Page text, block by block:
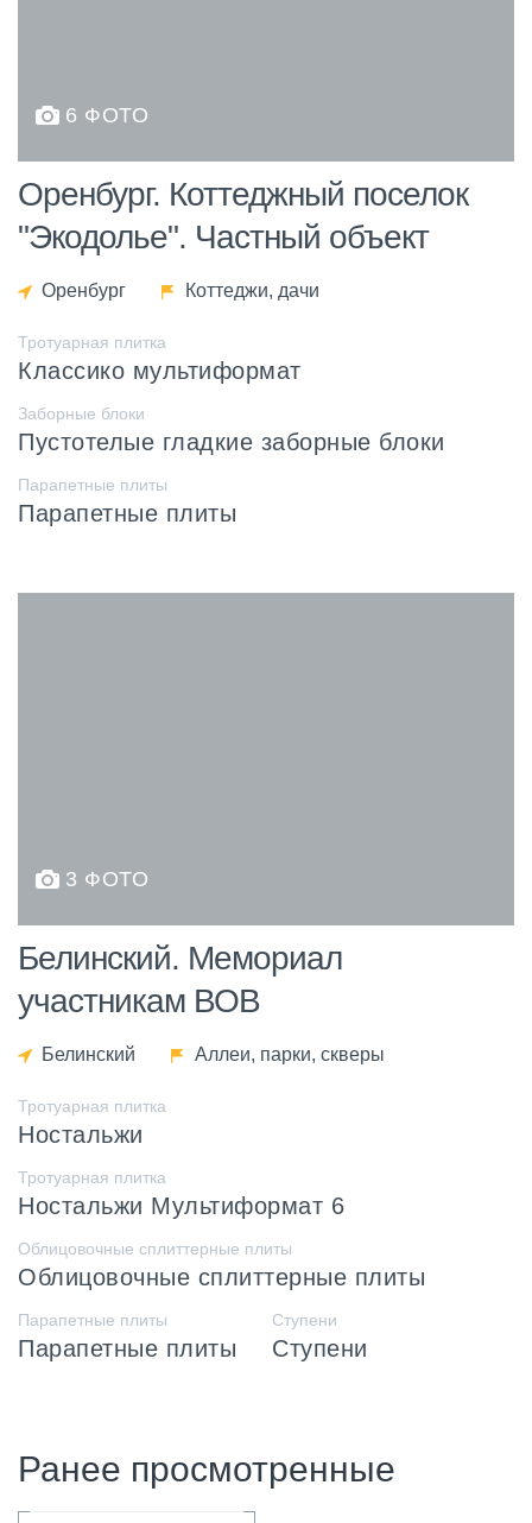
6 ФОТО
Оренбург. Коттеджный поселок
"Экодолье". Частный объект
Оренбург Коттеджи, дачи
Тротуарная плитка
Классико мультиформат
Заборные блоки
Пустотелые гладкие заборные блоки
Парапетные плиты
Парапетные плиты
3 ФОТО
Белинский. Мемориал
участникам ВОВ
Белинский Аллеи, парки, скверы
Тротуарная плитка
Ностальжи
Тротуарная плитка
Ностальжи Мультиформат 6
Облицовочные сплиттерные плиты
Облицовочные сплиттерные плиты
Парапетные плиты
Парапетные плиты
Ступени
Ступени
Ранее просмотренные